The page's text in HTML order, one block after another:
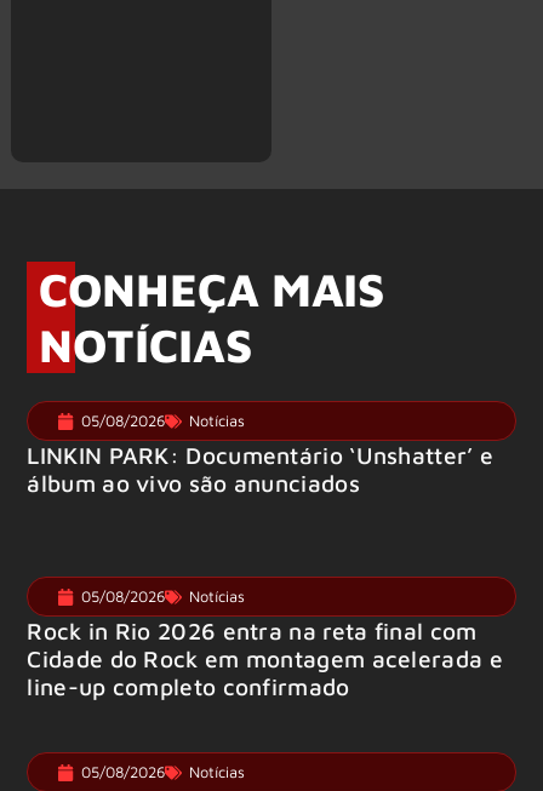
CONHEÇA MAIS
NOTÍCIAS
05/08/2026 Notícias
LINKIN PARK: Documentário ‘Unshatter’ e
álbum ao vivo são anunciados
05/08/2026 Notícias
Rock in Rio 2026 entra na reta final com
Cidade do Rock em montagem acelerada e
line-up completo confirmado
05/08/2026 Notícias